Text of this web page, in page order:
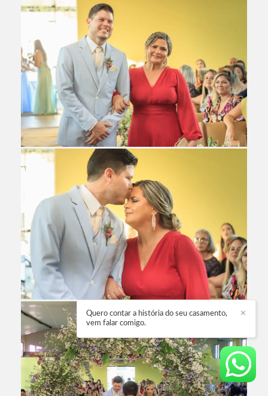
✕
Quero contar a história do seu casamento,
vem falar comigo.